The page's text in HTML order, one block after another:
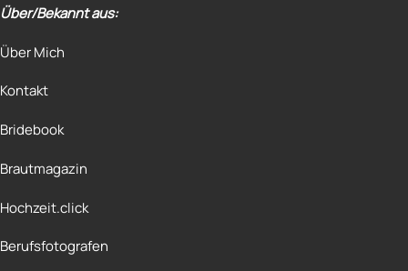
Über/Bekannt aus:
Über Mich
Kontakt
Bridebook
Brautmagazin
Hochzeit.click
Berufsfotografen